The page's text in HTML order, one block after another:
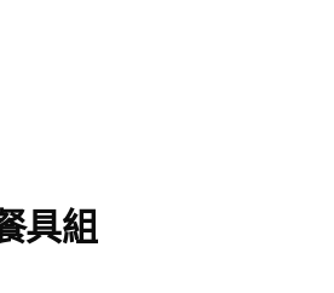
具組